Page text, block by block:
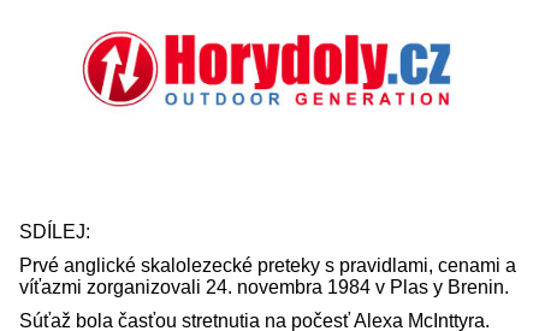
SDÍLEJ:
Prvé anglické skalolezecké preteky s pravidlami, cenami a
víťazmi zorganizovali 24. novembra 1984 v Plas y Brenin.
Súťaž bola časťou stretnutia na počesť Alexa McInttyra.